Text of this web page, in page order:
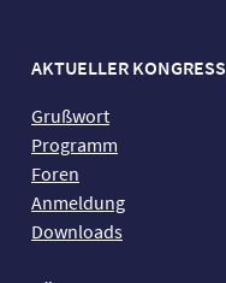
AKTUELLER KONGRESS
Grußwort
Programm
Foren
Anmeldung
Downloads